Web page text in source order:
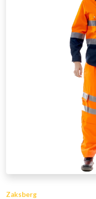
Zaksberg